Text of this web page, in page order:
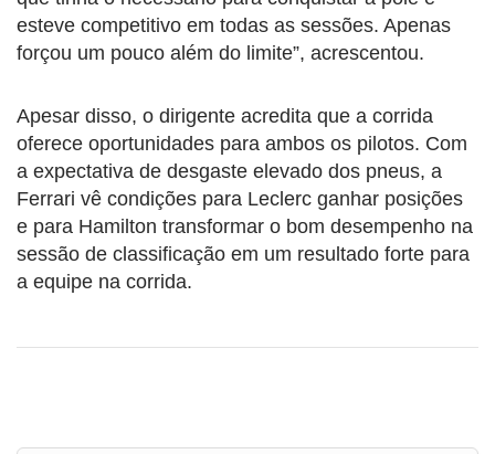
esteve competitivo em todas as sessões. Apenas
forçou um pouco além do limite”, acrescentou.
Apesar disso, o dirigente acredita que a corrida
oferece oportunidades para ambos os pilotos. Com
a expectativa de desgaste elevado dos pneus, a
Ferrari vê condições para Leclerc ganhar posições
e para Hamilton transformar o bom desempenho na
sessão de classificação em um resultado forte para
a equipe na corrida.